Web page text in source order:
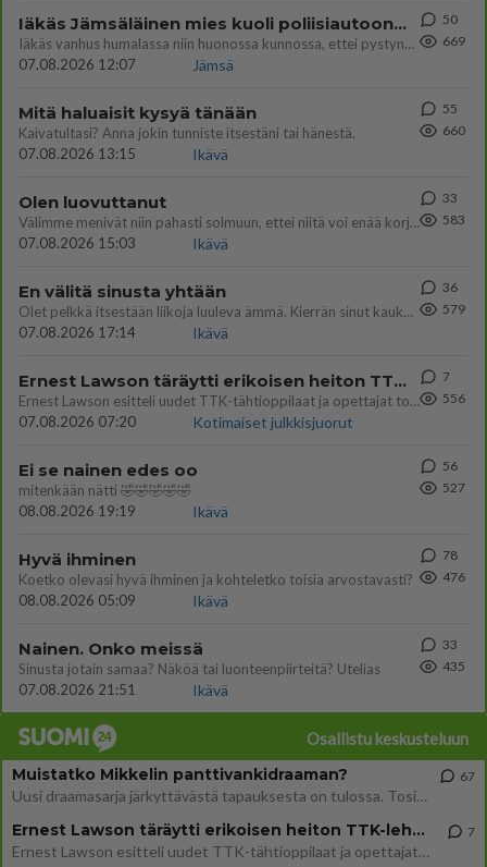
Iäkäs Jämsäläinen mies kuoli poliisiautoon matkalla Jyväskylän putkaan
Iäkäs vanhus humalassa niin huonossa kunnossa, ettei pystynyt huolehtimaan itsestään niin ainoa apu sillä hetkellä oli
07.08.2026 12:07
Jämsä
50
669
Mitä haluaisit kysyä tänään
Kaivatultasi? Anna jokin tunniste itsestäni tai hänestä.
07.08.2026 13:15
Ikävä
55
660
Olen luovuttanut
Välimme menivät niin pahasti solmuun, ettei niitä voi enää korjata. On aika jatkaa elämässä eteenpäin. Toivon sulle kaik
07.08.2026 15:03
Ikävä
33
583
En välitä sinusta yhtään
Olet pelkkä itsestään liikoja luuleva ämmä. Kierrän sinut kaukaa nyt ja aina. Olit mulle pelkkä lelu vaan.
07.08.2026 17:14
Ikävä
36
579
Ernest Lawson täräytti erikoisen heiton TTK-lehdistötilaisuudessa: " Onko tässä tarkoituksena...?"
Ernest Lawson esitteli uudet TTK-tähtioppilaat ja opettajat torstaina 6.8. lehdistölle. Tulevalla kaudella on yksi hausk
07.08.2026 07:20
Kotimaiset julkkisjuorut
7
556
Ei se nainen edes oo
mitenkään nätti 🤣🤣🤣🤣🤣
08.08.2026 19:19
Ikävä
56
527
Hyvä ihminen
Koetko olevasi hyvä ihminen ja kohteletko toisia arvostavasti?
08.08.2026 05:09
Ikävä
78
476
Nainen. Onko meissä
Sinusta jotain samaa? Näköä tai luonteenpiirteitä? Utelias
07.08.2026 21:51
Ikävä
33
435
Osallistu keskusteluun
Muistatko Mikkelin panttivankidraaman?
Uusi draamasarja järkyttävästä tapauksesta on tulossa. Tositapahtumiin perustuva sarja ammentaa vuoden 1986 Mikkelin pan
67
Ernest Lawson täräytti erikoisen heiton TTK-lehdistötilaisuudessa: " Onko tässä tarkoituksena...?"
Ernest Lawson esitteli uudet TTK-tähtioppilaat ja opettajat torstaina 6.8. lehdistölle. Tulevalla kaudella on yksi hausk
7